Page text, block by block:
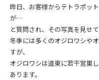
昨日、お客様からテトラポッ
が…
と質問され、その写真を見せ
冬季には多くのオジロワシや
すが、
オジロワシは道東に若干営巣
あります。